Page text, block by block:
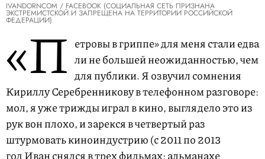
IVANDORNCOM / FACEBOOK (СОЦИАЛЬНАЯ СЕТЬ ПРИЗНАНА
ЭКСТРЕМИСТСКОЙ И ЗАПРЕЩЕНА НА ТЕРРИТОРИИ РОССИЙСКОЙ
ФЕДЕРАЦИИ)
«П етровы в гриппе» для меня стали едва
ли не большей неожиданностью, чем
для публики. Я озвучил сомнения
Кириллу Серебренникову в телефонном разговоре:
мол, я уже трижды играл в кино, выглядело это из
рук вон плохо, и зарекся в четвертый раз
штурмовать киноиндустрию (с 2011 по 2013
год Иван снялся в трех фильмах: альманахе